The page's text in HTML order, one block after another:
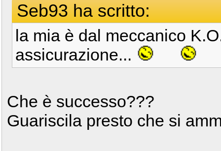
Seb93 ha scritto:
la mia è dal meccanico
assicurazione...
Che è successo???
Guariscila presto che si